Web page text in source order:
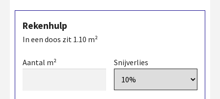
Rekenhulp
In een doos zit 1.10 m²
Aantal m² Snijverlies